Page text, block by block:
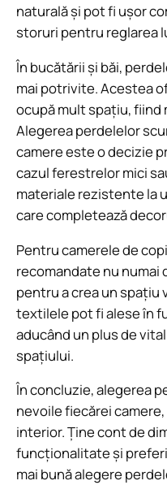
naturală și pot fi ușor
storuri pentru reglarea
În bucătării și băi,
mai potrivite. Acestea
ocupă mult spațiu,
Alegerea perdelelor
camere este o decizie
cazul ferestrelor mici
materiale rezistente la
care completează
Pentru camerele de
recomandate nu numai
pentru a crea un spațiu
textilele pot fi alese în
aducând un plus de
spațiului.
În concluzie, alegerea
nevoile fiecărei
interior. Ține cont de
funcționalitate și
mai bună alegere